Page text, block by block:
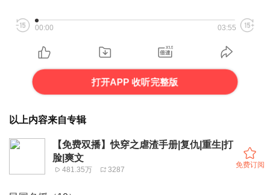
00:00 03:55
打开APP 收听完整版
以上内容来自专辑
【免费双播】快穿之虐渣手册|复仇|重生|打
脸|爽文
481.35万 3287
免费订阅